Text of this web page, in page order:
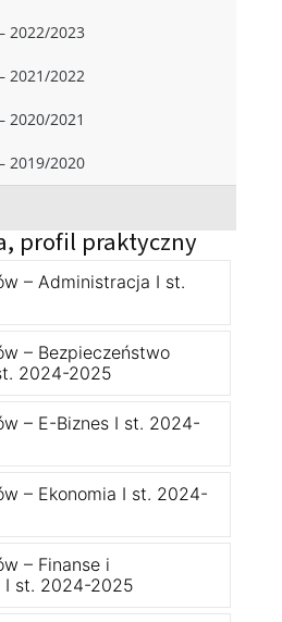
2022/2023
2021/2022
2020/2021
2019/2020
profil praktyczny
– Administracja I st.
– Bezpieczeństwo
2024-2025
– E-Biznes I st. 2024-
– Ekonomia I st. 2024-
– Finanse i
I st. 2024-2025